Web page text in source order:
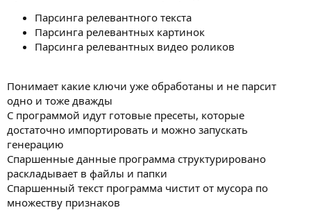
Парсинга релевантного текста
Парсинга релевантных картинок
Парсинга релевантных видео роликов
Понимает какие ключи уже обработаны и не парсит
одно и тоже дважды
С программой идут готовые пресеты, которые
достаточно импортировать и можно запускать
генерацию
Спаршенные данные программа структурировано
раскладывает в файлы и папки
Спаршенный текст программа чистит от мусора по
множеству признаков